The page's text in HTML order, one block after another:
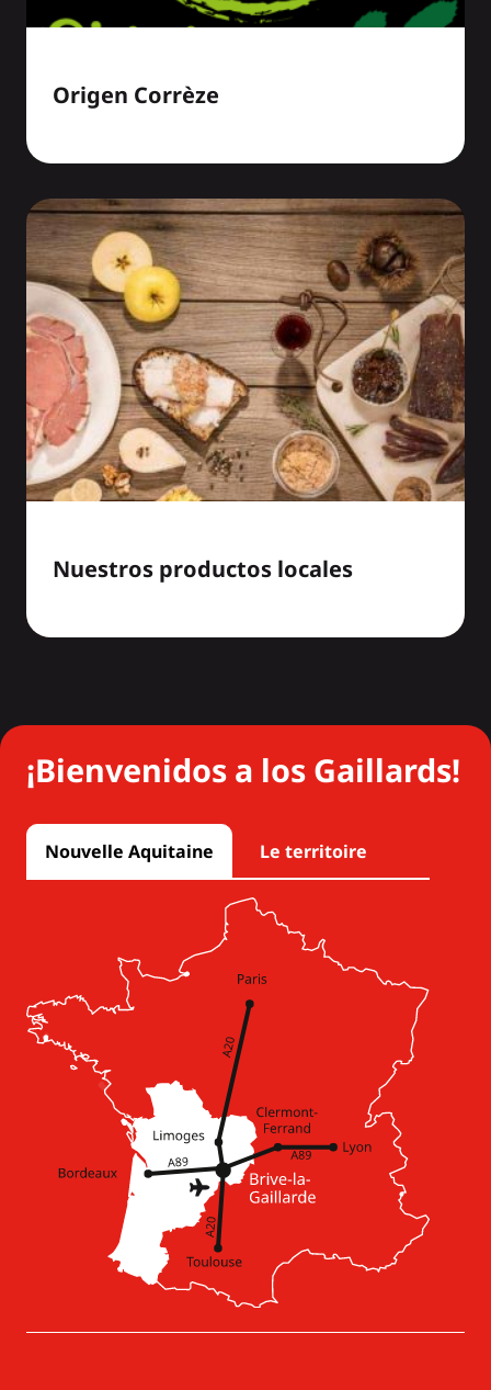
Origen Corrèze
Nuestros productos locales
¡Bienvenidos a los Gaillards!
Nouvelle Aquitaine Le territoire